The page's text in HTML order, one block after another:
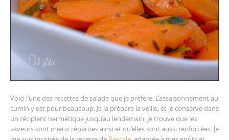
Voici l’une des recettes de salade que je préfère. L’assaisonnement au
cumin y est pour beaucoup. Je la prépare la veille, et je conserve dans
un récipient hermétique jusqu’au lendemain, je trouve que les
saveurs sont mieux réparties ainsi et qu’elles sont aussi renforcées. Je